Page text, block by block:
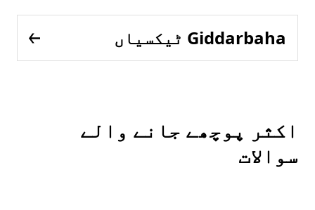
Giddarbaha ٹیکسیاں
اکثر پوچھے جانے والے
سوالات